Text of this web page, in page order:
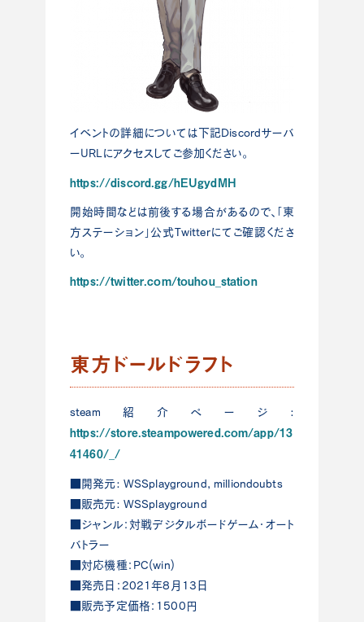
イベントの詳細については下記Discordサーバ
ーURLにアクセスしてご参加ください。
https://discord.gg/hEUgydMH
開始時間などは前後する場合があるので、「東
方ステーション」公式Twitterにてご確認くださ
い。
https://twitter.com/touhou_station
東方ドールドラフト
steam紹介ページ:
https://store.steampowered.com/app/13
41460/_/
■開発元: WSSplayground,
milliondoubts
■販売元: WSSplayground
■ジャンル：対戦デジタルボードゲーム・オート
バトラー
■対応機種：PC(win)
■発売日：2021年8月13日
■販売予定価格：1500円